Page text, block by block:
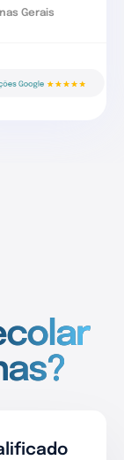
Gerais